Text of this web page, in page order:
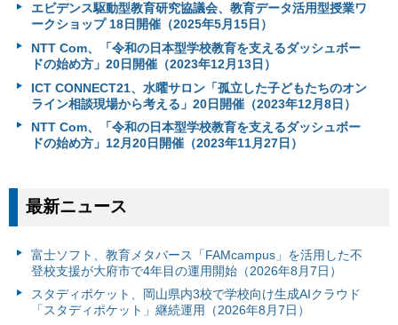
エビデンス駆動型教育研究協議会、教育データ活用型授業ワ
ークショップ 18日開催（2025年5月15日）
NTT Com、「令和の日本型学校教育を支えるダッシュボー
ドの始め方」20日開催（2023年12月13日）
ICT CONNECT21、水曜サロン「孤立した子どもたちのオン
ライン相談現場から考える」20日開催（2023年12月8日）
NTT Com、「令和の日本型学校教育を支えるダッシュボー
ドの始め方」12月20日開催（2023年11月27日）
最新ニュース
富⼠ソフト、教育メタバース「FAMcampus」を活用した不
登校支援が大府市で4年目の運用開始（2026年8月7日）
スタディポケット、岡山県内3校で学校向け生成AIクラウド
「スタディポケット」継続運用（2026年8月7日）